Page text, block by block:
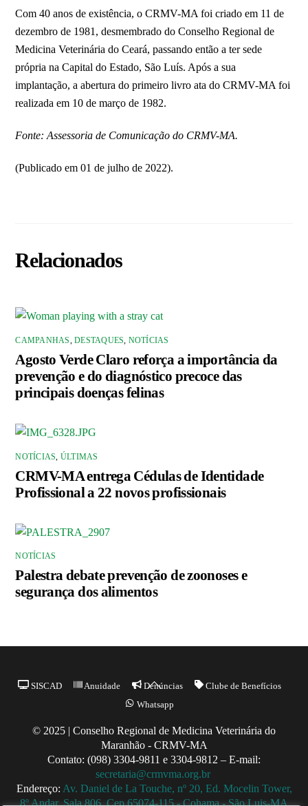
Com 40 anos de existência, o CRMV-MA foi criado em 11 de
dezembro de 1981, desmembrado do Conselho Regional de
Medicina Veterinária do Ceará, passando então a ter sede
própria na Capital do Estado, São Luís. Após a sua
implantação, a abertura do primeiro livro ata do CRMV-MA foi
realizada em 10 de março de 1982.
Fonte: Assessoria de Comunicação do CRMV-MA.
(Publicado em 01 de julho de 2022).
Relacionados
CAMPANHAS,DESTAQUES, NOTÍCIAS
Agosto Verde Claro reforça a importância da
prevenção e do diagnóstico precoce das
principais doenças felinas
NOTÍCIAS ÚLTIMAS
CRMV-MA entrega Cédulas de Identidade
Profissional a 22 novos profissionais
NOTÍCIAS
Palestra debate prevenção de zoonoses e
segurança dos alimentos
Back
To
SISCAD Anuidade Denúncias
Clube de Benefícios
Whatsapp
© 2025 | Conselho Regional de Medicina Veterinária do
Maranhão - CRMV-MA
Contato: (098) 3304-9811 e 3304-9812 – E-mail:
secretaria@crmvma.org.br
Endereço: Av. Daniel de La Touche, nº 20, Ed. Mocelin Tower,
8º Andar, Sala 806, Cep 65074-115 - Cohama - São Luis-MA